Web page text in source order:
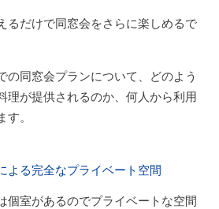
るだけで同窓会をさらに楽しめるで
の同窓会プランについて、どのよう
理が提供されるのか、何人から利用
。
よる完全なプライベート空間
個室があるのでプライベートな空間